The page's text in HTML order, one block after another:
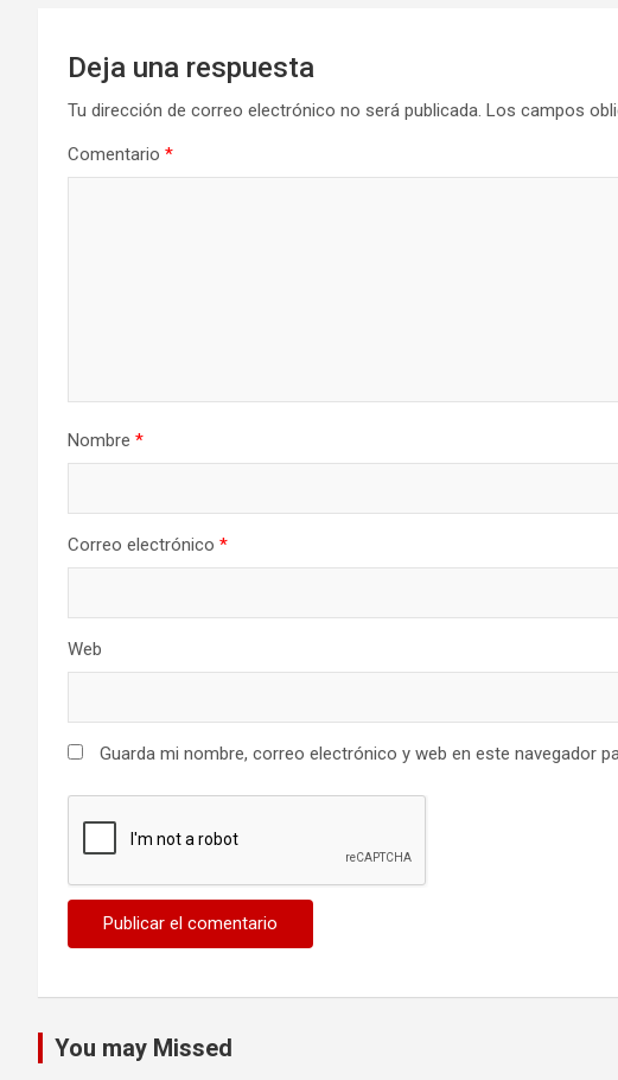
Deja una respuesta
Tu dirección de correo electrónico no será publicada. Los campos
Comentario *
Nombre *
Correo electrónico *
Web
Guarda mi nombre, correo electrónico y web en este navegador
You may Missed